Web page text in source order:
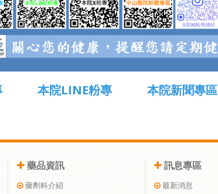
本院LINE粉專 本院新聞專區
藥品資訊
藥劑科介紹
訊息專區
最新消息